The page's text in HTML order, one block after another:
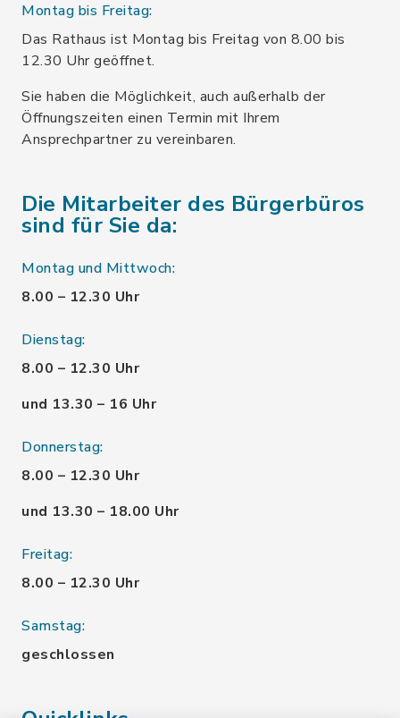
Montag bis Freitag:
Das Rathaus ist Montag bis Freitag von 8.00 bis
12.30 Uhr geöffnet.
Sie haben die Möglichkeit, auch außerhalb der
Öffnungszeiten einen Termin mit Ihrem
Ansprechpartner zu vereinbaren.
Die Mitarbeiter des Bürgerbüros
sind für Sie da:
Montag und Mittwoch:
8.00 – 12.30 Uhr
Dienstag:
8.00 – 12.30 Uhr
und 13.30 – 16 Uhr
Donnerstag:
8.00 – 12.30 Uhr
und 13.30 – 18.00 Uhr
Freitag:
8.00 – 12.30 Uhr
Samstag:
geschlossen